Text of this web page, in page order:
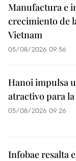
Manufactura e
crecimiento de
Vietnam
05/08/2026 09:56
Hanoi impulsa
atractivo para
05/08/2026 09:26
Infobae resalta